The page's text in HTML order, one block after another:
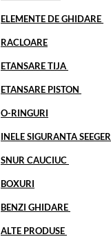
ELEMENTE DE GHIDARE
RACLOARE
ETANSARE TIJA
ETANSARE PISTON
O-RINGURI
INELE SIGURANTA SEEGER
SNUR CAUCIUC
BOXURI
BENZI GHIDARE
ALTE PRODUSE